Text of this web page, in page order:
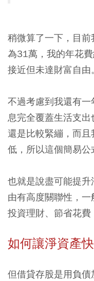
稍微算了一下，目
為31萬，我的年花
接近但未達財富自由。
不過考慮到我還有
息完全覆蓋生活支
還是比較緊繃，而
低，所以這個簡易公
也就是說盡可能提
由有高度關聯性，
投資理財、節省花費
如何讓淨資產
但借貸存股是用負